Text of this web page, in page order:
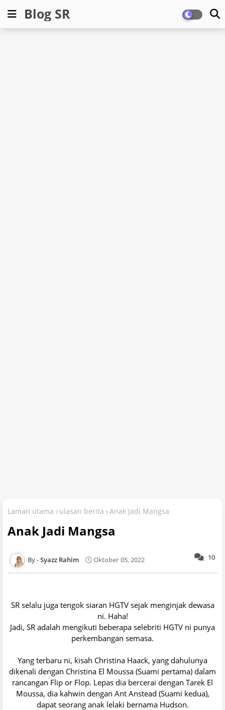
Blog SR
Laman utama ulasan berita Anak Jadi Mangsa
Anak Jadi Mangsa
10
Syazz Rahim Oktober 05, 2022
SR selalu juga tengok siaran HGTV sejak menginjak dewasa
ni. Haha!
Jadi, SR adalah mengikuti beberapa selebriti HGTV ni punya
perkembangan semasa.
Yang terbaru ni, kisah Christina Haack, yang dahulunya
dikenali dengan Christina El Moussa (Suami pertama) dalam
rancangan Flip or Flop. Lepas dia bercerai dengan Tarek El
Moussa, dia kahwin dengan Ant Anstead (Suami kedua),
dapat seorang anak lelaki bernama Hudson.